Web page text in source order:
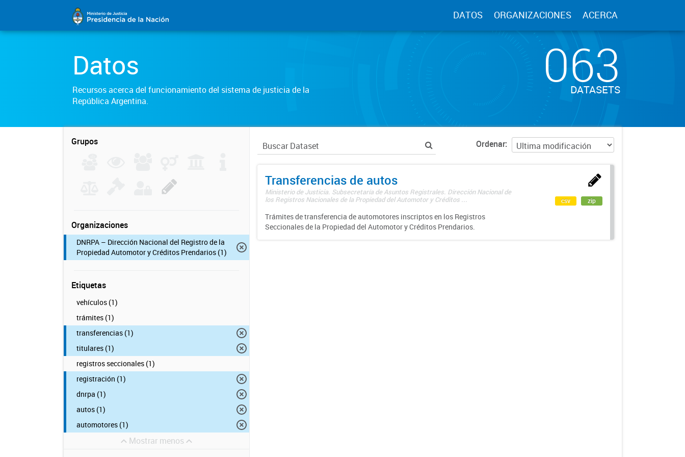
DATOS ORGANIZACIONES ACERCA
Datos
Recursos acerca del funcionamiento del sistema de justicia de la
República Argentina.
063
DATASETS
Grupos
Organizaciones
DNRPA – Dirección Nacional del Registro de la
Propiedad Automotor y Créditos Prendarios (1)
Etiquetas
vehículos (1)
trámites (1)
transferencias (1)
titulares (1)
registros seccionales (1)
registración (1)
dnrpa (1)
autos (1)
automotores (1)
Mostrar menos
Ordenar
Transferencias de autos
Ministerio de Justicia. Subsecretaría de Asuntos Registrales. Dirección Nacional de
los Registros Nacionales de la Propiedad del Automotor y Créditos ...
Trámites de transferencia de automotores inscriptos en los Registros
Seccionales de la Propiedad del Automotor y Créditos Prendarios.
csv zip